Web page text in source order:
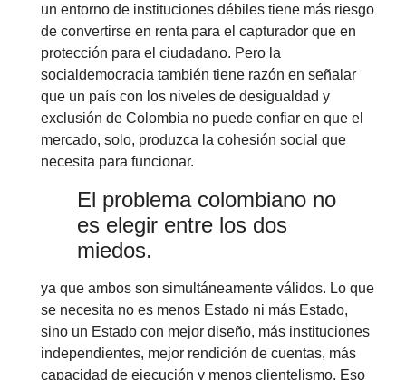
un entorno de instituciones débiles tiene más riesgo
de convertirse en renta para el capturador que en
protección para el ciudadano. Pero la
socialdemocracia también tiene razón en señalar
que un país con los niveles de desigualdad y
exclusión de Colombia no puede confiar en que el
mercado, solo, produzca la cohesión social que
necesita para funcionar.
El problema colombiano no
es elegir entre los dos
miedos.
ya que ambos son simultáneamente válidos. Lo que
se necesita no es menos Estado ni más Estado,
sino un Estado con mejor diseño, más instituciones
independientes, mejor rendición de cuentas, más
capacidad de ejecución y menos clientelismo. Eso